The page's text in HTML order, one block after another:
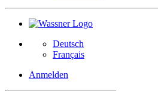
Deutsch
Français
Anmelden